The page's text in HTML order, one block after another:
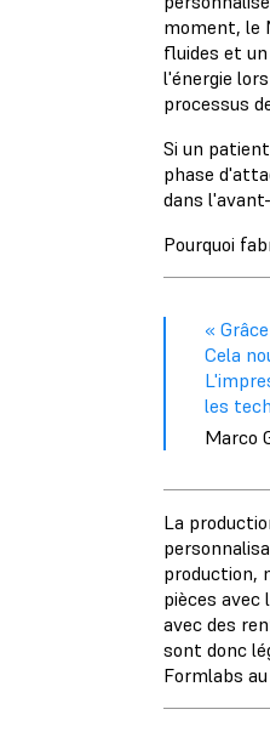
moment, le
fluides et
l'énergie
processus
Si un
phase
dans
Pourquoi
«
Cela
les
Marco
La
production,
pièces avec
avec des
sont donc
Formlabs